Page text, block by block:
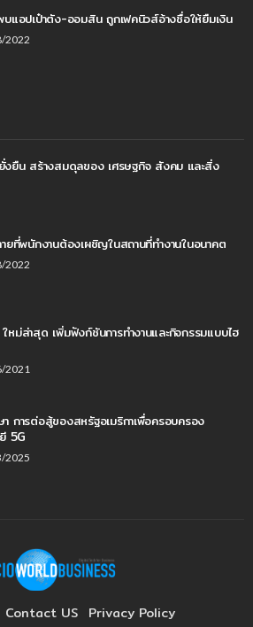
แอปเป๋าตัง-ออมสิน ถูกเฟคนิวส์อ้างชื่อให้ยืมเงิน
2022
งยืน สร้างสมดุลของ เศรษฐกิจ สังคม และสิ่ง
ายที่พนักงานต้องเผชิญในสถานที่ทำงานในอนาคต
2022
หม่ล่าสุด เพิ่มฟังก์ชันการทำงานและกิจกรรมแบบไฮ
2021
การต่อสู้ของสหรัฐอเมริกาเพื่อครอบครอง
5G
2025
Contact US Privacy Policy